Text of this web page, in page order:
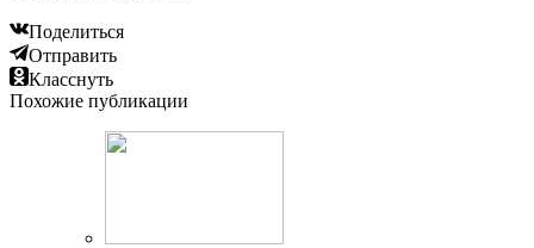
Поделиться
Отправить
Класснуть
Похожие публикации